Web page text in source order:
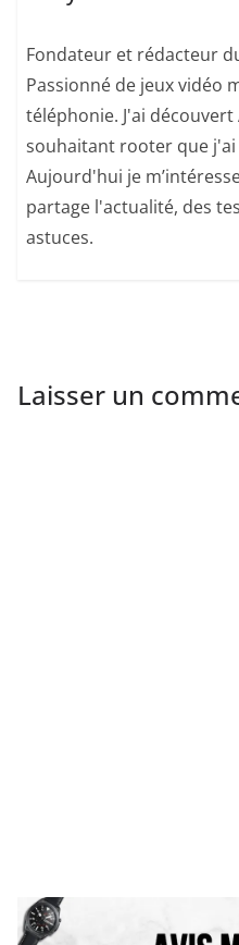
Fondateur et rédacteur
Passionné de jeux vidéo
téléphonie. J'ai
souhaitant rooter que j'ai
Aujourd'hui je
partage l'actualité, des
astuces.
Laisser un